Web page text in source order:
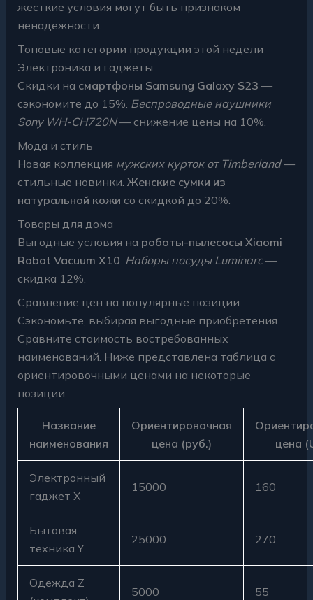
жесткие условия могут быть признаком
ненадежности.
Топовые категории продукции этой недели
Электроника и гаджеты
Скидки на смартфоны Samsung Galaxy S23 —
сэкономите до 15%. Беспроводные наушники
Sony WH-CH720N— снижение цены на 10%.
Мода и стиль
Новая коллекция мужских курток от Timberland—
стильные новинки. Женские сумки из
натуральной кожи со скидкой до 20%.
Товары для дома
Выгодные условия на роботы-пылесосы Xiaomi
Robot Vacuum X10 Наборы посуды Luminarc—
скидка 12%.
Сравнение цен на популярные позиции
Сэкономьте, выбирая выгодные приобретения.
Сравните стоимость востребованных
наименований. Ниже представлена таблица с
ориентировочными ценами на некоторые
позиции.
Название
наименования
Ориентировочная
цена (руб.)
цена
Электронный
гаджет X
15000 160
Бытовая
техника Y
25000 270
Одежда Z
5000 55